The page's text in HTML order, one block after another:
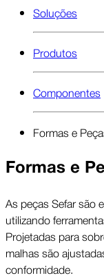
Soluções
Produtos
Componentes
Formas e
Formas e
As peças Sefar são
utilizando
Projetadas para
malhas são
conformidade.